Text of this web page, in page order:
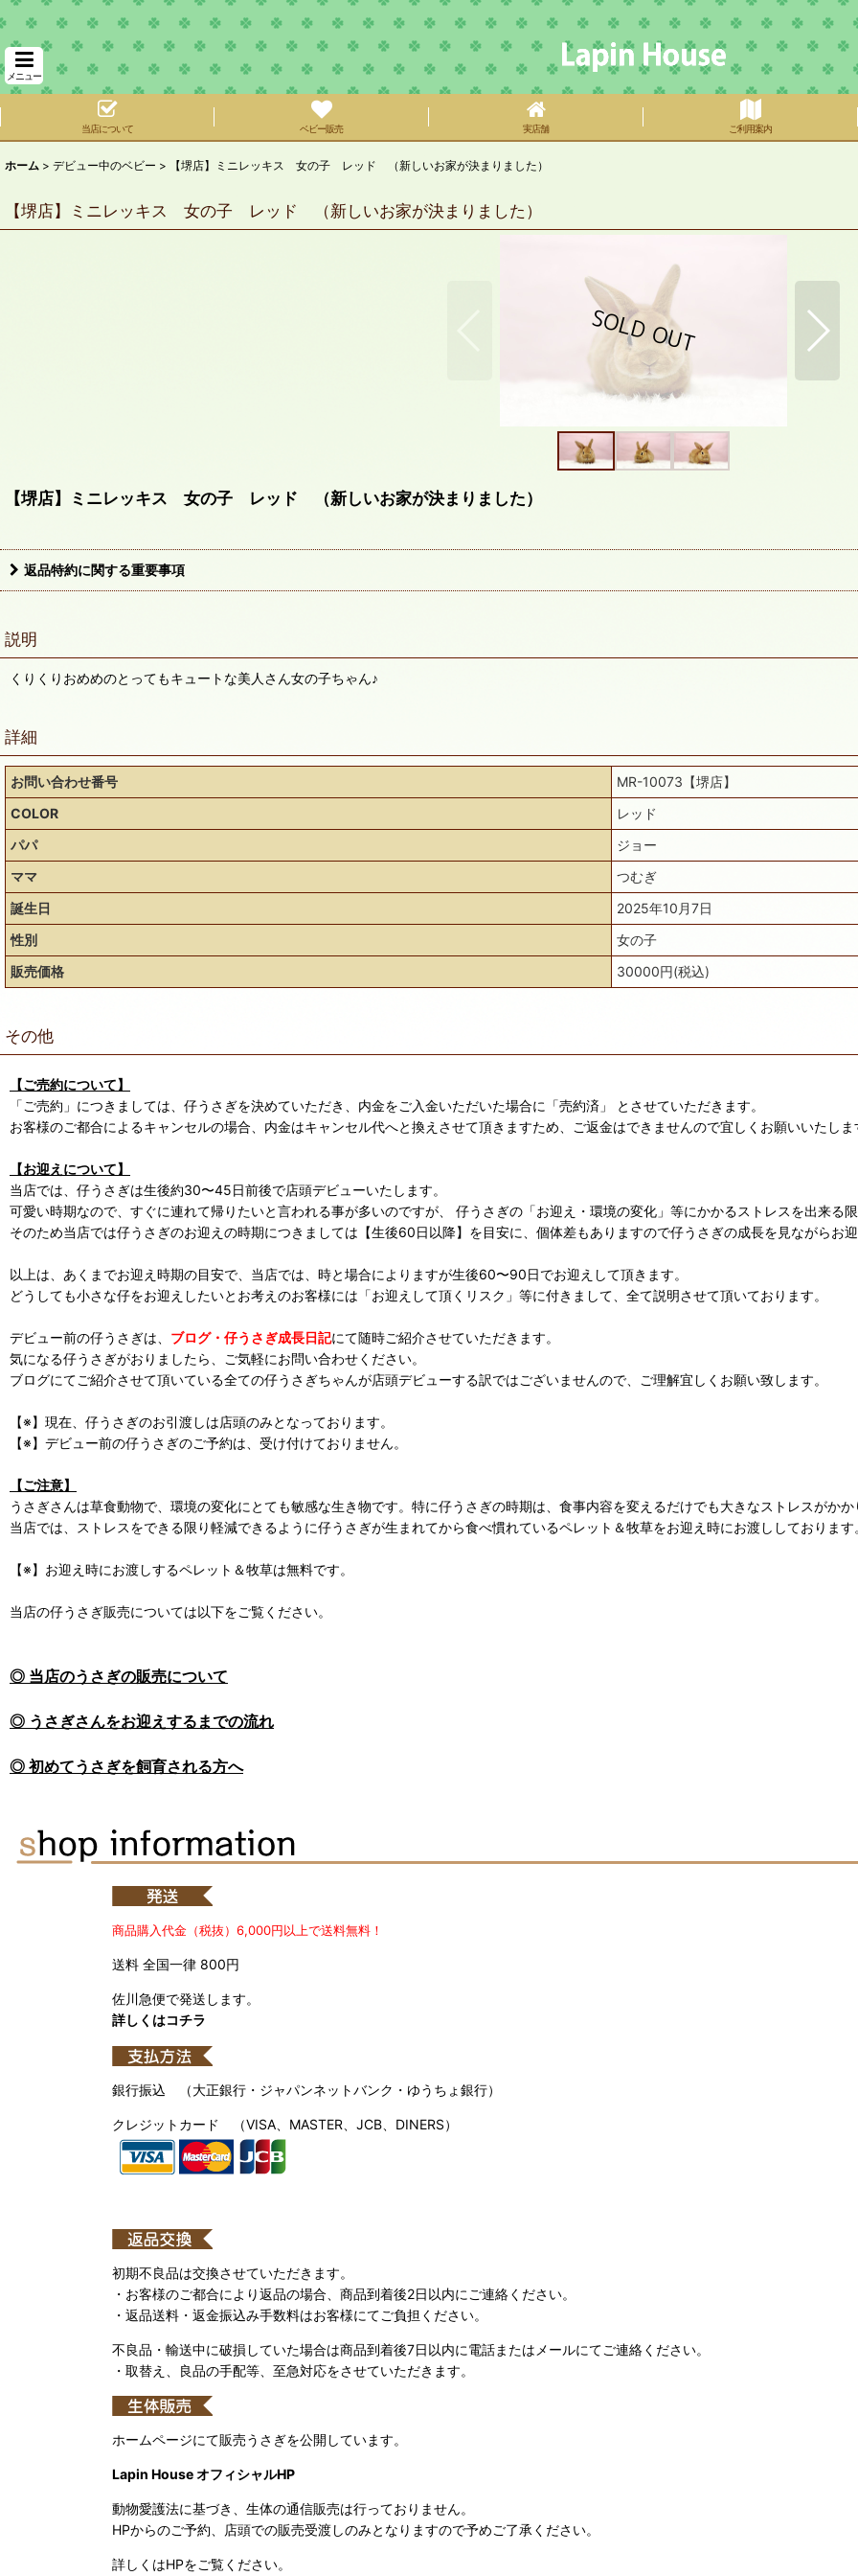
メニュー
当店について ベビー販売 実店舗 ご利用案内
ホーム > デビュー中のベビー > 【堺店】ミニレッキス 女の子 レッド （新しいお家が決まりました）
【堺店】ミニレッキス 女の子 レッド （新しいお家が決まりました）
【堺店】ミニレッキス 女の子 レッド （新しいお家が決まりました）
返品特約に関する重要事項
説明
くりくりおめめのとってもキュートな美人さん女の子ちゃん♪
詳細
お問い合わせ番号
MR-10073【堺店】
COLOR
レッド
パパ
ジョー
ママ
つむぎ
誕生日
2025年10月7日
性別
女の子
販売価格
30000円(税込)
その他
【ご売約について】
「ご売約」につきましては、仔うさぎを決めていただき、内金をご入金いただいた場合に「売約済」 とさせていただきます。
お客様のご都合によるキャンセルの場合、内金はキャンセル代へと換えさせて頂きますため、ご返金はできませんので宜しくお願いいたしま
【お迎えについて】
当店では、仔うさぎは生後約30〜45日前後で店頭デビューいたします。
可愛い時期なので、すぐに連れて帰りたいと言われる事が多いのですが、 仔うさぎの「お迎え・環境の変化」等にかかるストレスを出来る
そのため当店では仔うさぎのお迎えの時期につきましては【生後60日以降】を目安に、個体差もありますので仔うさぎの成長を見ながらお
以上は、あくまでお迎え時期の目安で、当店では、時と場合によりますが生後60〜90日でお迎えして頂きます。
どうしても小さな仔をお迎えしたいとお考えのお客様には「お迎えして頂くリスク」等に付きまして、全て説明させて頂いております。
デビュー前の仔うさぎは、 ブログ・仔うさぎ成長日記にて随時ご紹介させていただきます。
気になる仔うさぎがおりましたら、ご気軽にお問い合わせください。
ブログにてご紹介させて頂いている全ての仔うさぎちゃんが店頭デビューする訳ではございませんので、ご理解宜しくお願い致します。
【※】現在、仔うさぎのお引渡しは店頭のみとなっております。
【※】デビュー前の仔うさぎのご予約は、受け付けておりません。
【ご注意】
うさぎさんは草食動物で、環境の変化にとても敏感な生き物です。特に仔うさぎの時期は、食事内容を変えるだけでも大きなストレスがかか
当店では、ストレスをできる限り軽減できるように仔うさぎが生まれてから食べ慣れているペレット＆牧草をお迎え時にお渡ししております
【※】お迎え時にお渡しするペレット＆牧草は無料です。
当店の仔うさぎ販売については以下をご覧ください。
◎ 当店のうさぎの販売について
◎ うさぎさんをお迎えするまでの流れ
◎ 初めてうさぎを飼育される方へ
商品購入代金（税抜）6,000円以上で送料無料！
送料 全国一律 800円
佐川急便で発送します。
詳しくはコチラ
銀行振込 （大正銀行・ジャパンネットバンク・ゆうちょ銀行）
クレジットカード （VISA、MASTER、JCB、DINERS）
初期不良品は交換させていただきます。
・お客様のご都合により返品の場合、商品到着後2日以内にご連絡ください。
・返品送料・返金振込み手数料はお客様にてご負担ください。
不良品・輸送中に破損していた場合は商品到着後7日以内に電話またはメールにてご連絡ください。
・取替え、良品の手配等、至急対応をさせていただきます。
ホームページにて販売うさぎを公開しています。
Lapin House オフィシャルHP
動物愛護法に基づき、生体の通信販売は行っておりません。
HPからのご予約、店頭での販売受渡しのみとなりますので予めご了承ください。
詳しくはHPをご覧ください。